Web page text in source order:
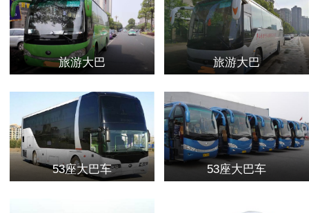
旅游大巴 旅游大巴
53座大巴车 53座大巴车